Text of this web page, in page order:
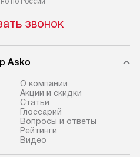
звонок
Asko
О компании
Акции и скидки
Статьи
Глоссарий
Вопросы и ответы
Рейтинги
Видео